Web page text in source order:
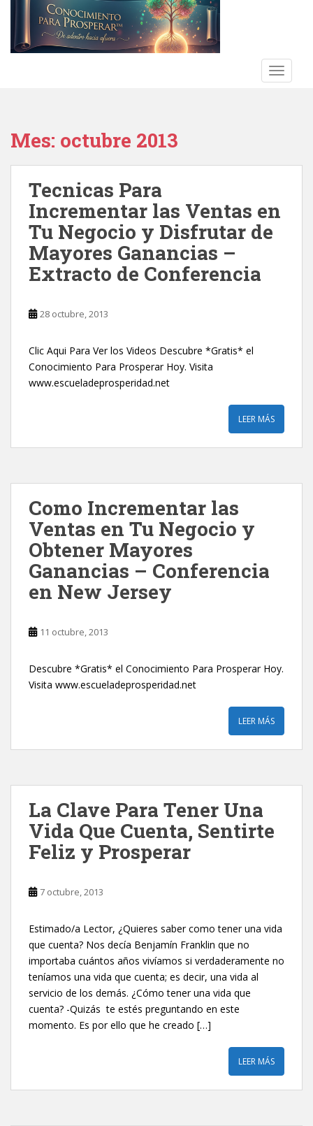
Mes: octubre 2013
Tecnicas Para
Incrementar las Ventas en
Tu Negocio y Disfrutar de
Mayores Ganancias –
Extracto de Conferencia
28 octubre, 2013
Clic Aqui Para Ver los Videos Descubre *Gratis* el
Conocimiento Para Prosperar Hoy. Visita
www.escueladeprosperidad.net
LEER MÁS
Como Incrementar las
Ventas en Tu Negocio y
Obtener Mayores
Ganancias – Conferencia
en New Jersey
11 octubre, 2013
Descubre *Gratis* el Conocimiento Para Prosperar Hoy.
Visita www.escueladeprosperidad.net
LEER MÁS
La Clave Para Tener Una
Vida Que Cuenta, Sentirte
Feliz y Prosperar
7 octubre, 2013
Estimado/a Lector, ¿Quieres saber como tener una vida
que cuenta? Nos decía Benjamín Franklin que no
importaba cuántos años vivíamos si verdaderamente no
teníamos una vida que cuenta; es decir, una vida al
servicio de los demás. ¿Cómo tener una vida que
cuenta? -Quizás te estés preguntando en este
momento. Es por ello que he creado […]
LEER MÁS